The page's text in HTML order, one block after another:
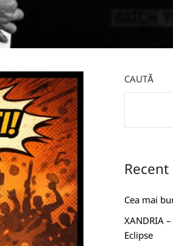
CAUTĂ
Cea mai
XANDRIA
Eclipse